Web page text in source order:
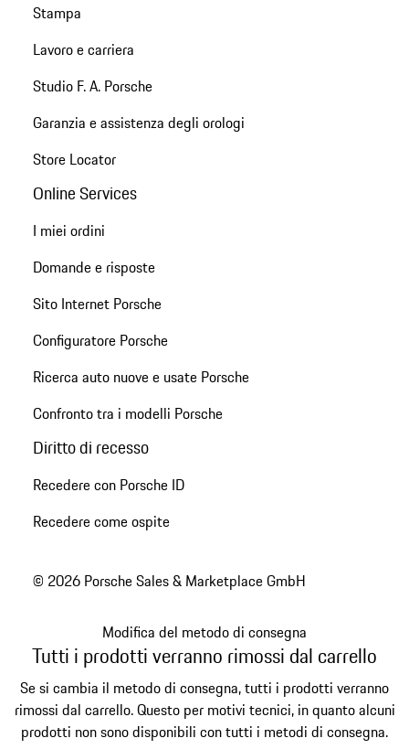
Stampa
Lavoro e carriera
Studio F. A. Porsche
Garanzia e assistenza degli orologi
Store Locator
Online Services
I miei ordini
Domande e risposte
Sito Internet Porsche
Configuratore Porsche
Ricerca auto nuove e usate Porsche
Confronto tra i modelli Porsche
Diritto di recesso
Recedere con Porsche ID
Recedere come ospite
© 2026 Porsche Sales & Marketplace GmbH
Modifica del metodo di consegna
Tutti i prodotti verranno rimossi dal carrello
Se si cambia il metodo di consegna, tutti i prodotti verranno
rimossi dal carrello. Questo per motivi tecnici, in quanto alcuni
prodotti non sono disponibili con tutti i metodi di consegna.